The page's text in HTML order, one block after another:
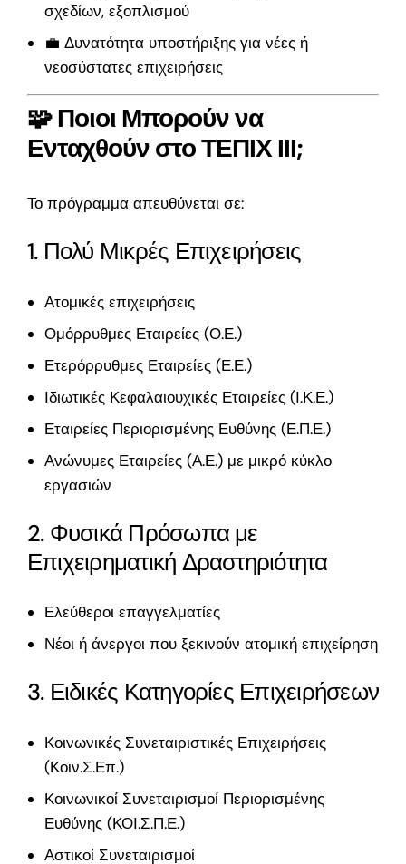
σχεδίων, εξοπλισμού
💼 Δυνατότητα υποστήριξης για νέες ή
νεοσύστατες επιχειρήσεις
🧩 Ποιοι Μπορούν να
Ενταχθούν στο ΤΕΠΙΧ ΙΙΙ;
Το πρόγραμμα απευθύνεται σε:
1. Πολύ Μικρές Επιχειρήσεις
Ατομικές επιχειρήσεις
Ομόρρυθμες Εταιρείες (Ο.Ε.)
Ετερόρρυθμες Εταιρείες (Ε.Ε.)
Ιδιωτικές Κεφαλαιουχικές Εταιρείες (Ι.Κ.Ε.)
Εταιρείες Περιορισμένης Ευθύνης (Ε.Π.Ε.)
Ανώνυμες Εταιρείες (Α.Ε.) με μικρό κύκλο
εργασιών
2. Φυσικά Πρόσωπα με
Επιχειρηματική Δραστηριότητα
Ελεύθεροι επαγγελματίες
Νέοι ή άνεργοι που ξεκινούν ατομική επιχείρηση
3. Ειδικές Κατηγορίες Επιχειρήσεων
Κοινωνικές Συνεταιριστικές Επιχειρήσεις
(Κοιν.Σ.Επ.)
Κοινωνικοί Συνεταιρισμοί Περιορισμένης
Ευθύνης (ΚΟΙ.Σ.Π.Ε.)
Αστικοί Συνεταιρισμοί